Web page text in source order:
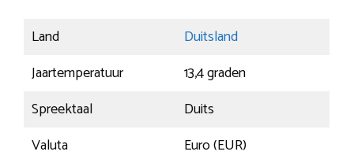
Land
Duitsland
Jaartemperatuur
13,4 graden
Spreektaal
Duits
Valuta
Euro (EUR)